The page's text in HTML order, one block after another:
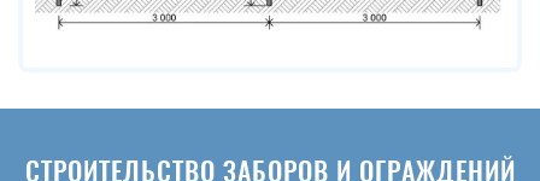
СТРОИТЕЛЬСТВО ЗАБОРОВ И ОГРАЖДЕНИЙ